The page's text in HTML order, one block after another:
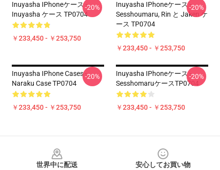
Inuyasha IPhoneケース -
Inuyasha ケース TP0704
￥233,450 - ￥253,750
-20%
Inuyasha IPhoneケース -
Sesshoumaru, Rin と Jaken ケ
ース TP0704
￥233,450 - ￥253,750
-20%
Inuyasha IPhone Cases -
Naraku Case TP0704
￥233,450 - ￥253,750
-20%
Inuyasha IPhoneケース -
SesshomaruケースTP0704
￥233,450 - ￥253,750
-20%
世界中に配送
安心してお買い物